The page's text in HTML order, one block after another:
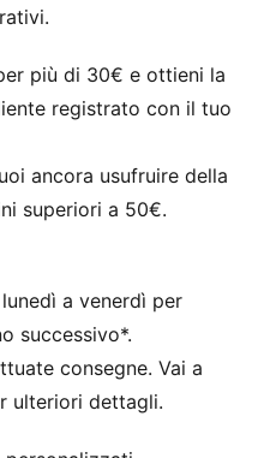
freschezza e
fisico
questo capo è
altri materiali usati
double face
il ginocchio
la stagione 25/26
e PUMA
più grandi dagli otto ai
più di 30€ e ottieni la
registrato con il tuo
ancora usufruire della
superiori a 50€.
a venerdì per
successivo*.
consegne. Vai a
ulteriori dettagli.